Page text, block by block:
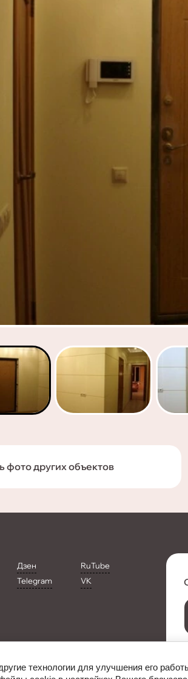
фото других объектов
Дзен
RuTube
Telegram
VK
технологии для улучшения его